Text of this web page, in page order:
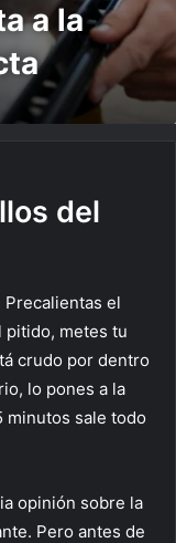
a la
del
Precalientas el
pitido, metes tu
crudo por dentro
lo pones a la
minutos sale todo
opinión sobre la
Pero antes de